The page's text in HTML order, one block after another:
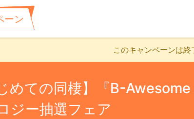
ーン
このキャンペーンは終
めての同棲】『B-
ジー抽選フェア